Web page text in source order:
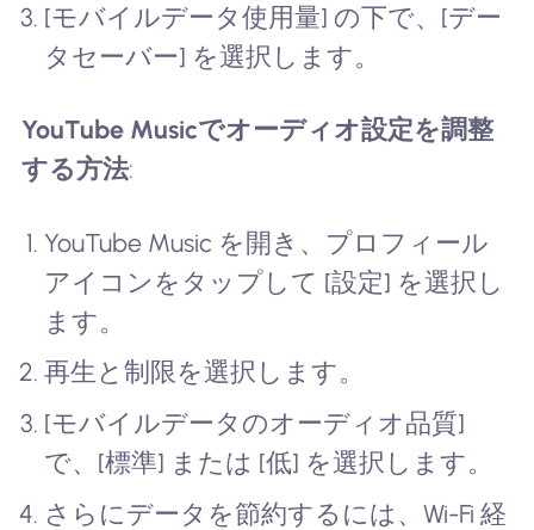
[モバイルデータ使用量] の下で、[デー
タセーバー] を選択します。
YouTube Musicでオーディオ設定を調整
する方法:
YouTube Music を開き、プロフィール
アイコンをタップして [設定] を選択し
ます。
再生と制限を選択します。
[モバイルデータのオーディオ品質]
で、[標準] または [低] を選択します。
さらにデータを節約するには、Wi-Fi 経